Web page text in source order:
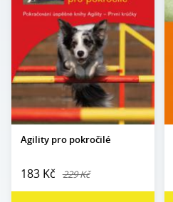
Agility pro pokročilé
183 Kč 229 Kč
Počet
stran:
128
A5
Vazba:
V8a (pevná)
Obrazová
část:
Černobílé a barevné
fotografie
Datum
30. 10. 2009